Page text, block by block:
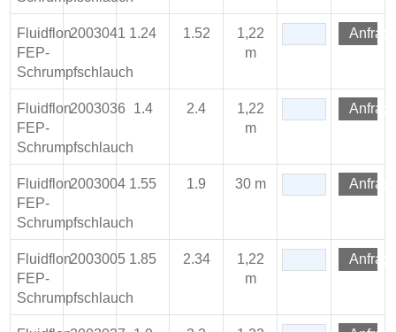
Fluidflon
FEP-
Schrumpfschlauch
2003041 1.24 1.52
1,22
m
Fluidflon
FEP-
Schrumpfschlauch
2003036 1.4 2.4
1,22
m
Fluidflon
FEP-
Schrumpfschlauch
2003004 1.55 1.9 30 m
Fluidflon
FEP-
Schrumpfschlauch
2003005 1.85 2.34
1,22
m